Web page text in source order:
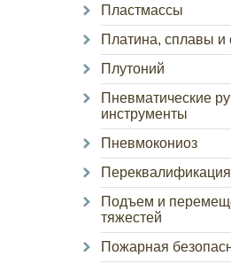
Пластмассы
Платина, сплавы и
Плутоний
Пневматические
инструменты
Пневмокониоз
Подъем и
тяжестей
Пожарная